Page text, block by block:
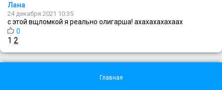
Лана
24 декабря 2021 10:35
с этой вщломкой я реально олигарша! ахахахахахаах
0
1 2
Главная